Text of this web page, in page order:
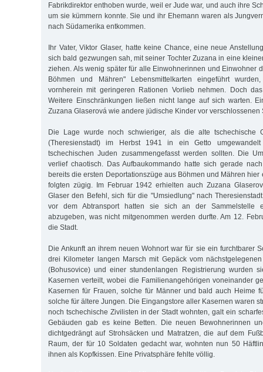
Fabrikdirektor enthoben wurde, weil er Jude war, und auch ihre
um sie kümmern konnte. Sie und ihr Ehemann waren als
nach Südamerika entkommen.
Ihr Vater, Viktor Glaser, hatte keine Chance, eine neue
sich bald gezwungen sah, mit seiner Tochter Zuzana in eine
ziehen. Als wenig später für alle Einwohnerinnen und Einwohner
Böhmen und Mähren" Lebensmittelkarten eingeführt
vornherein mit geringeren Rationen Vorlieb nehmen. Doch
Weitere Einschränkungen ließen nicht lange auf sich warten.
Zuzana Glaserová wie andere jüdische Kinder vor verschlossenen
Die Lage wurde noch schwieriger, als die alte tschechische
(Theresienstadt) im Herbst 1941 in ein Getto
tschechischen Juden zusammengefasst werden sollten. Die
verlief chaotisch. Das Aufbaukommando hatte sich gerade
bereits die ersten Deportationszüge aus Böhmen und Mähren hier
folgten zügig. Im Februar 1942 erhielten auch Zuzana
Glaser den Befehl, sich für die "Umsiedlung" nach
vor dem Abtransport hatten sie sich an der Sammelstelle
abzugeben, was nicht mitgenommen werden durfte. Am 12.
die Stadt.
Die Ankunft an ihrem neuen Wohnort war für sie ein furchtbarer
drei Kilometer langen Marsch mit Gepäck vom
(Bohusovice) und einer stundenlangen Registrierung wurden
Kasernen verteilt, wobei die Familienangehörigen voneinander
Kasernen für Frauen, solche für Männer und bald auch Heime
solche für ältere Jungen. Die Eingangstore aller Kasernen waren
noch tschechische Zivilisten in der Stadt wohnten, galt ein
Gebäuden gab es keine Betten. Die neuen Bewohnerinnen
dichtgedrängt auf Strohsäcken und Matratzen, die auf dem
Raum, der für 10 Soldaten gedacht war, wohnten nun 50
ihnen als Kopfkissen. Eine Privatsphäre fehlte völlig.